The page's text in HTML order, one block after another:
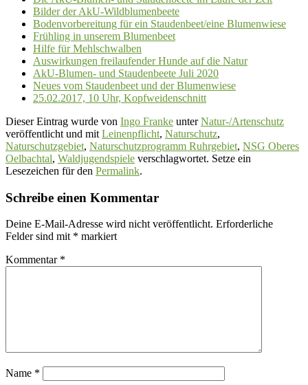
Bilder der AkU-Wildblumenbeete
Bodenvorbereitung für ein Staudenbeet/eine Blumenwiese
Frühling in unserem Blumenbeet
Hilfe für Mehlschwalben
Auswirkungen freilaufender Hunde auf die Natur
AkU-Blumen- und Staudenbeete Juli 2020
Neues vom Staudenbeet und der Blumenwiese
25.02.2017, 10 Uhr, Kopfweidenschnitt
Dieser Eintrag wurde von Ingo Franke unterNatur-/Artenschutz
veröffentlicht und mit Leinenpflicht, Naturschutz,
Naturschutzgebiet, Naturschutzprogramm Ruhrgebiet, NSG Oberes
Oelbachtal, Waldjugendspiele verschlagwortet. Setze ein
Lesezeichen für den Permalink.
Schreibe einen Kommentar
Deine E-Mail-Adresse wird nicht veröffentlicht. Erforderliche
Felder sind mit * markiert
Kommentar *
Name *